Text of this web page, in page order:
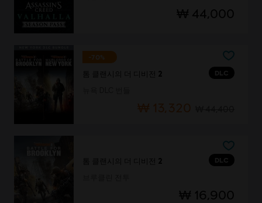
₩ 44,000
-70%
DLC
톰 클랜시의 더 디비전 2
DLC
톰 클랜시의 더 디비전 2
₩ 16,900